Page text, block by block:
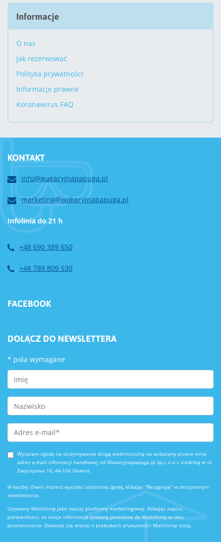
Informacje
O nas
Jak rezerwować
Polityka prywatności
Informacje prawne
Koronawirus FAQ
KONTAKT
info@wakacyjnapapuga.pl
marketing@wakacyjnapapuga.pl
Infolinia do 21 h
+48 690 389 650
+48 789 809 530
FACEBOOK
DOŁĄCZ DO NEWSLETTERA
* pola wymagane
First Name
Last Name
Email Address*
Wyrażam zgodę na otrzymywanie drogą elektroniczną na wskazany przeze mnie
adres e-mail informacji handlowej od Wakacyjnapapuga.pl Sp.z o.o z siedzibą w ul.
Zwycięstwa 10, 44-100 Gliwice.
W każdej chwili możesz wycofać udzieloną zgodę, klikając "Rezygnuję" w otrzymanym
newsletterze.
Używamy Mailchimp jako naszej platformy marketingowej. Klikając zapisz,
potwierdzasz, że twoje informacje zostaną przesłane do Mailchimp w celu
przetworzenia. Dowiedz się więcej o praktykach prywatności Mailchimp tutaj.